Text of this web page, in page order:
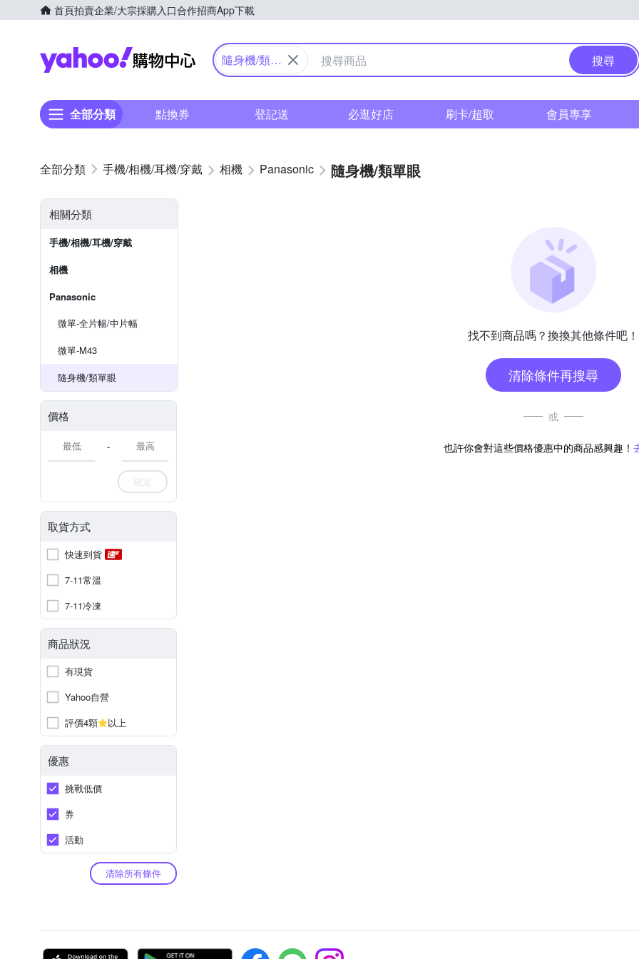
首頁拍賣企業/大宗採購入口合作招商App下載
Yahoo購物中心
隨身機/類單
搜尋
全部分類 點換券 登記送 必逛好店 刷卡/超取 會員專享
手機/相機/耳機/穿戴 相機 Panasonic 隨身機/類單眼
相關分類
手機/相機/耳機/穿戴
相機
Panasonic
微單-全片幅/中片幅
微單-M43
隨身機/類單眼
價格
-
確定
取貨方式
快速到貨
7-11常溫
7-11冷凍
商品狀況
有現貨
Yahoo自營
評價4顆
以上
優惠
挑戰低價
券
活動
清除所有條件
找不到商品嗎？換換其他條件吧！
清除條件再搜尋
或
也許你會對這些價格優惠中的商品感興趣！